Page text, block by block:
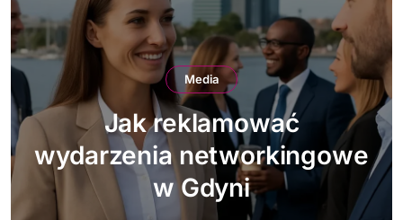
Media
Jak prowadzić działania
employer brandingowe w
Gdańsku